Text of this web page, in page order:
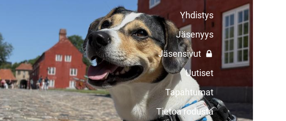
Yhdistys
Jäsenyys
Jäsensivut
Uutiset
Tapahtumat
Tietoa rodusta